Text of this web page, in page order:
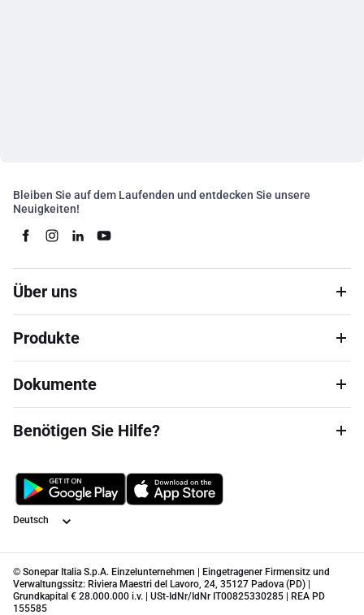
Bleiben Sie auf dem Laufenden und entdecken Sie unsere
Neuigkeiten!
Über uns
Produkte
Dokumente
Benötigen Sie Hilfe?
Sprache
© Sonepar Italia S.p.A. Einzelunternehmen | Eingetragener Firmensitz und
Verwaltungssitz: Riviera Maestri del Lavoro, 24, 35127 Padova (PD) |
Grundkapital € 28.000.000 i.v. | USt-IdNr/IdNr IT00825330285 | REA PD
155585